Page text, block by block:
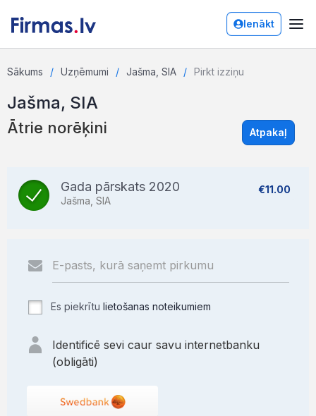
Ienākt
Sākums Uzņēmumi Jašma, SIA Pirkt izziņu
Jašma, SIA
Ātrie norēķini Atpakaļ
Gada pārskats 2020
Jašma, SIA
€11.00
Es piekrītu lietošanas noteikumiem
Identificē sevi caur savu internetbanku
(obligāti)